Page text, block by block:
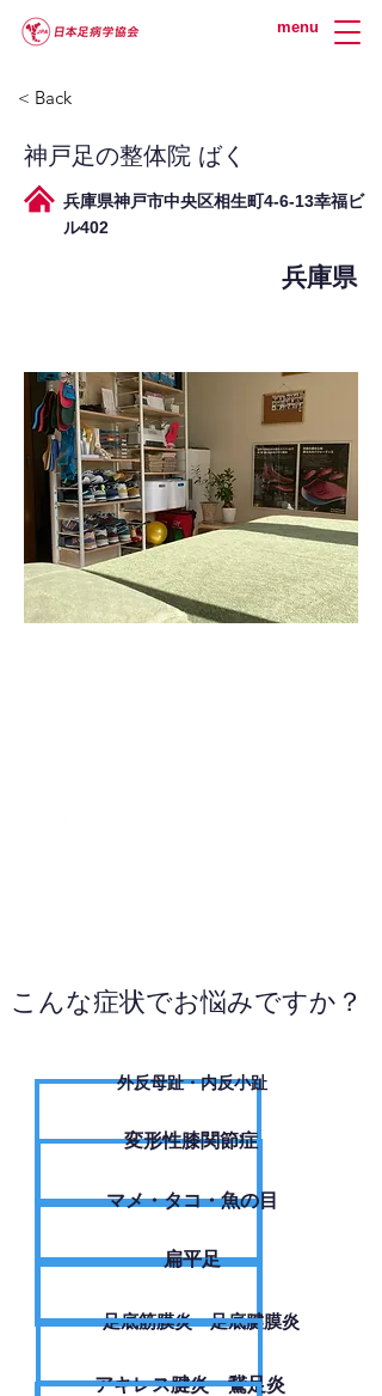
menu
< Back
神戸足の整体院 ばく
兵庫県神戸市中央区相生町4-6-13幸福ビ
ル402
兵庫県
こんな症状でお悩みですか？
外反母趾・内反小趾
変形性膝関節症
​マメ・タコ・魚の目
扁平足
足底筋膜炎・足底腱膜炎
アキレス腱炎・鵞足炎